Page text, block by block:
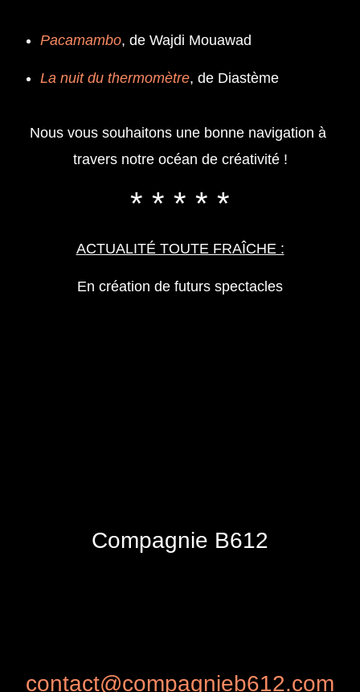
Pacamambo, de Wajdi Mouawad
La nuit du thermomètre, de Diastème
Nous vous souhaitons une bonne navigation à
travers notre océan de créativité !
* * * * *
ACTUALITÉ TOUTE FRAÎCHE :
En création de futurs spectacles
Compagnie B612
contact@compagnieb612.com